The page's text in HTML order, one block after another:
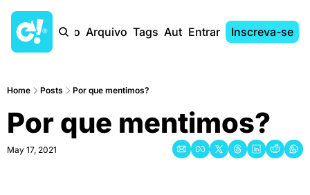
Início Arquivo Tags AutoresEntrar Inscreva-se
Home Posts Por que mentimos?
Por que mentimos?
May 17, 2021